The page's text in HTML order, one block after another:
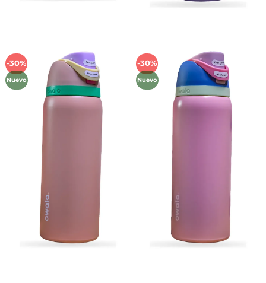
-30%
Nuevo
Añadir
lista de
deseos
-30%
Nuevo
Añadir
lista de
deseos